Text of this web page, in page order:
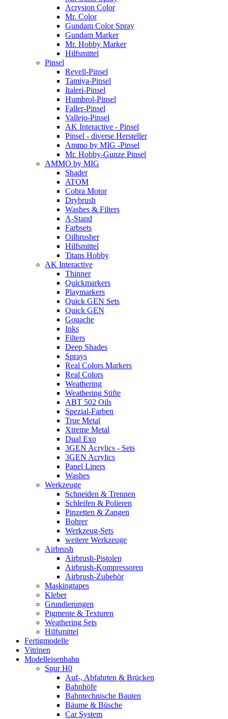
Acrysion Color
Mr. Color
Gundam Color Spray
Gundam Marker
Mr. Hobby Marker
Hilfsmittel
Pinsel
Revell-Pinsel
Tamiya-Pinsel
Italeri-Pinsel
Humbrol-Pinsel
Faller-Pinsel
Vallejo-Pinsel
AK Interactive - Pinsel
Pinsel - diverse Hersteller
Ammo by MIG -Pinsel
Mr. Hobby-Gunze Pinsel
AMMO by MIG
Shader
ATOM
Cobra Motor
Drybrush
Washes & Filters
A-Stand
Farbsets
Oilbrusher
Hilfsmittel
Titans Hobby
AK Interactive
Thinner
Quickmarkers
Playmarkers
Quick GEN Sets
Quick GEN
Gouache
Inks
Filters
Deep Shades
Sprays
Real Colors Markers
Real Colors
Weathering
Weathering Stifte
ABT 502 Oils
Spezial-Farben
True Metal
Xtreme Metal
Dual Exo
3GEN Acrylics - Sets
3GEN Acrylics
Panel Liners
Washes
Werkzeuge
Schneiden & Trennen
Schleifen & Polieren
Pinzetten & Zangen
Bohrer
Werkzeug-Sets
weitere Werkzeuge
Airbrush
Airbrush-Pistolen
Airbrush-Kompressoren
Airbrush-Zubehör
Maskingtapes
Kleber
Grundierungen
Pigmente & Texturen
Weathering Sets
Hilfsmittel
Fertigmodelle
Vitrinen
Modelleisenbahn
Spur H0
Auf-, Abfahrten & Brücken
Bahnhöfe
Bahntechnische Bauten
Bäume & Büsche
Car System